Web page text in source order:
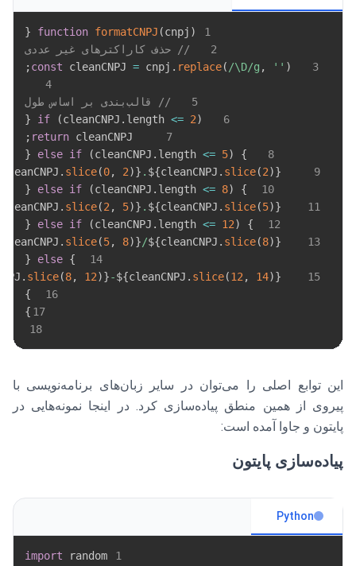
1
function formatCNPJ (cnpj )
{
2
// حذف کاراکترهای غیر عددی
3
const cleanCNPJ = cnpj . replace( /\D/g , '' )
;
4
5
// قالب‌بندی بر اساس طول
6
if (cleanCNPJ . length <= 2)
{
7
return cleanCNPJ
;
8
}
else if (cleanCNPJ . length <= 5)
{
9
cleanCNPJ . slice(0, 2)} . ${cleanCNPJ . slice(2)}
10
}
else if (cleanCNPJ . length <= 8)
{
11
cleanCNPJ . slice(2 , 5)} . ${cleanCNPJ . slice(5)}
12
}
else if (cleanCNPJ . length <= 12)
{
13
cleanCNPJ . slice(5, 8)}/${cleanCNPJ . slice(8)}
14
}
else
{
15
. slice(8, 12)}-${cleanCNPJ . slice(12 , 14)}
16
}
17
}
18
این توابع اصلی را می‌توان در سایر زبان‌های برنامه‌نویسی با
پیروی از همین منطق پیاده‌سازی کرد. در اینجا نمونه‌هایی در
پایتون و جاوا آمده است:
پیاده‌سازی پایتون
Python
1
import random